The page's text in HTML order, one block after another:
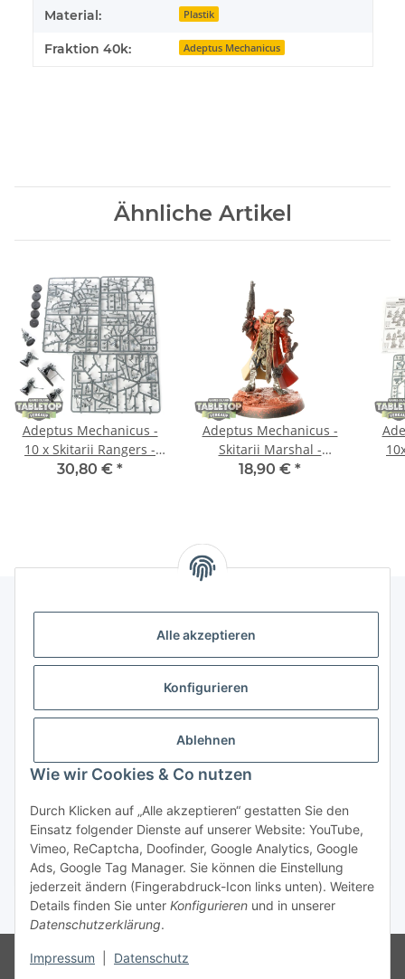
Alle akzeptieren
Konfigurieren
Ablehnen
Wie wir Cookies & Co nutzen
Durch Klicken auf „Alle akzeptieren“ gestatten Sie den
Einsatz folgender Dienste auf unserer Website: YouTube,
Vimeo, ReCaptcha, Doofinder, Google Analytics, Google
Ads, Google Tag Manager. Sie können die Einstellung
jederzeit ändern (Fingerabdruck-Icon links unten). Weitere
Details finden Sie unter Konfigurieren und in unserer
Datenschutzerklärung.
Impressum Datenschutz
Material: Plastik
Fraktion 40k: Adeptus Mechanicus
Ähnliche Artikel
Adeptus Mechanicus -
10 x Skitarii Rangers -
teilweise gebaut
30,80 € *
Adeptus Mechanicus -
Skitarii Marshal -
teilweise gebaut
18,90 € *
Gesetzliche Informationen
Bestellung wiederrufen
* Alle Preise inkl. gesetzlicher USt., zzgl.Versand
Besucherzähler: 75226809